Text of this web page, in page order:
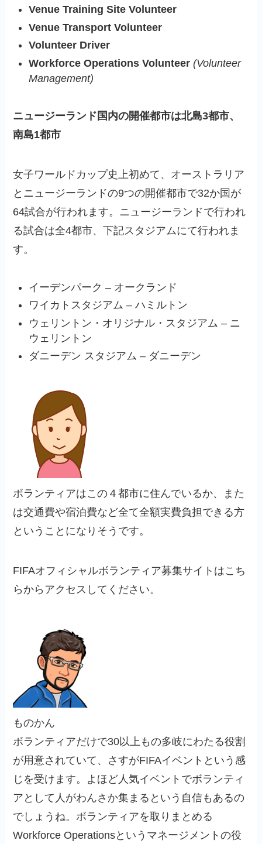
Venue Training Site Volunteer
Venue Transport Volunteer
Volunteer Driver
Workforce Operations Volunteer(Volunteer
Management)
ニュージーランド国内の開催都市は北島3都市、
南島1都市
女子ワールドカップ史上初めて、オーストラリア
とニュージーランドの9つの開催都市で32か国が
64試合が行われます。ニュージーランドで行われ
る試合は全4都市、下記スタジアムにて行われま
す。
イーデンパーク – オークランド
ワイカトスタジアム – ハミルトン
ウェリントン・オリジナル・スタジアム – ニ
ウェリントン
ダニーデン スタジアム – ダニーデン
ボランティアはこの４都市に住んでいるか、また
は交通費や宿泊費など全て全額実費負担できる方
ということになりそうです。
FIFAオフィシャルボランティア募集サイトはこち
らからアクセスしてください。
ものかん
ボランティアだけで30以上もの多岐にわたる役割
が用意されていて、さすがFIFAイベントという感
じを受けます。よほど人気イベントでボランティ
アとして人がわんさか集まるという自信もあるの
でしょうね。ボランティアを取りまとめる
Workforce Operationsというマネージメントの役